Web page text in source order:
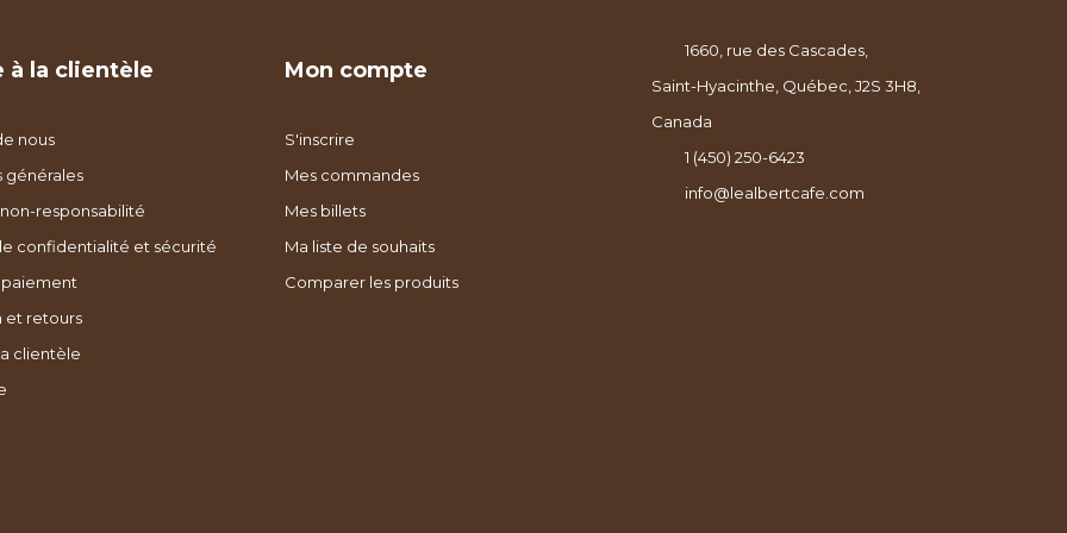
à la clientèle
nous
générales
responsabilité
confidentialité et sécurité
et retours
clientèle
Mon compte
S'inscrire
Mes commandes
Mes billets
Ma liste de souhaits
Comparer les produits
1660, rue des Cascades,
Saint-Hyacinthe, Québec, J2S 3H8,
Canada
1 (450) 250-6423
info@lealbertcafe.com